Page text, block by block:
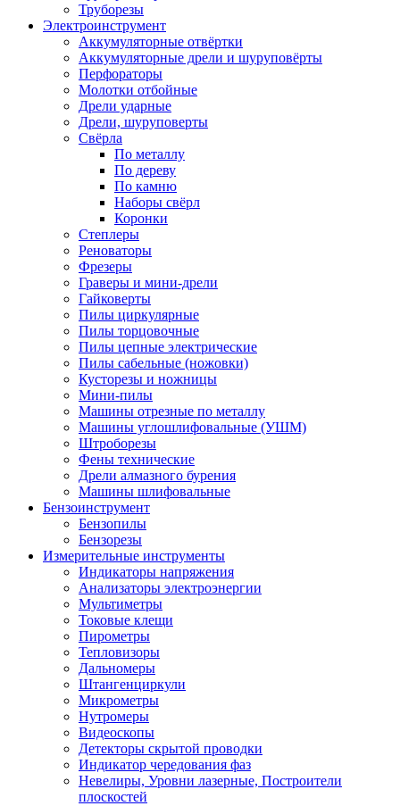
Труборезы
Электроинструмент
Аккумуляторные отвёртки
Аккумуляторные дрели и шуруповёрты
Перфораторы
Молотки отбойные
Дрели ударные
Дрели, шуруповерты
Свёрла
По металлу
По дереву
По камню
Наборы свёрл
Коронки
Степлеры
Реноваторы
Фрезеры
Граверы и мини-дрели
Гайковерты
Пилы циркулярные
Пилы торцовочные
Пилы цепные электрические
Пилы сабельные (ножовки)
Кусторезы и ножницы
Мини-пилы
Машины отрезные по металлу
Машины углошлифовальные (УШМ)
Штроборезы
Фены технические
Дрели алмазного бурения
Машины шлифовальные
Бензоинструмент
Бензопилы
Бензорезы
Измерительные инструменты
Индикаторы напряжения
Анализаторы электроэнергии
Мультиметры
Токовые клещи
Пирометры
Тепловизоры
Дальномеры
Штангенциркули
Микрометры
Нутромеры
Видеоскопы
Детекторы скрытой проводки
Индикатор чередования фаз
Невелиры, Уровни лазерные, Построители
плоскостей